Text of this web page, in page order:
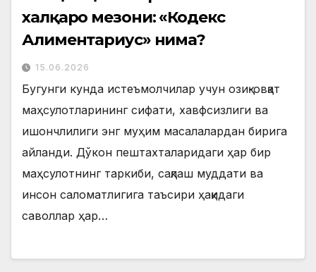
халқаро мезони: «Кодекс
Алиментариус» нима?
15.06.2026
Бугунги кунда истеъмолчилар учун озиқ-овқат
маҳсулотларининг сифати, хавфсизлиги ва
ишончлилиги энг муҳим масалалардан бирига
айланди. Дўкон пештахталаридаги ҳар бир
маҳсулотнинг таркиби, сақлаш муддати ва
инсон саломатлигига таъсири ҳақидаги
саволлар ҳар…